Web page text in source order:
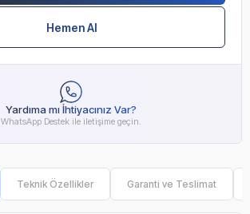
Hemen Al
Yardıma mı İhtiyacınız Var?
WhatsApp Destek ile iletişime geçin.
Teknik Özellikler Garanti ve Teslimat